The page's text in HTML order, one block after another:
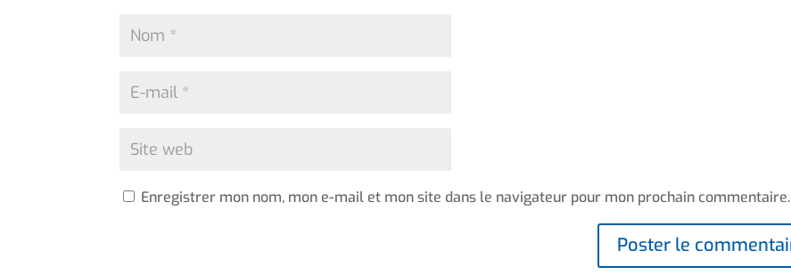
Enregistrer mon nom, mon e-mail et mon site dans le navigateur pour mon prochain commentaire.